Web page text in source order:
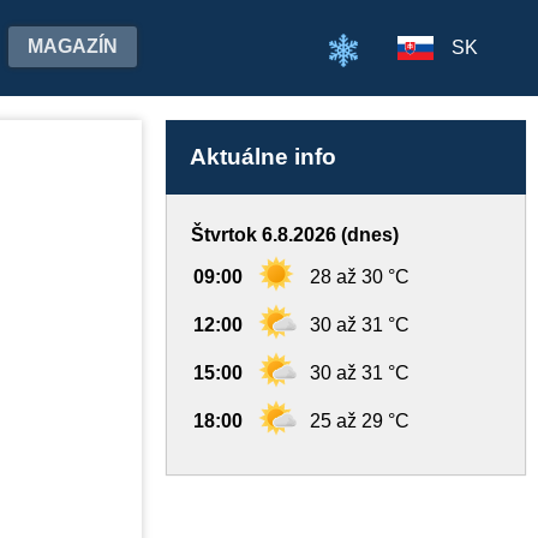
MAGAZÍN SK
Aktuálne info
Štvrtok 6.8.2026 (dnes)
09:00 28 až 30 °C
12:00 30 až 31 °C
15:00 30 až 31 °C
18:00 25 až 29 °C